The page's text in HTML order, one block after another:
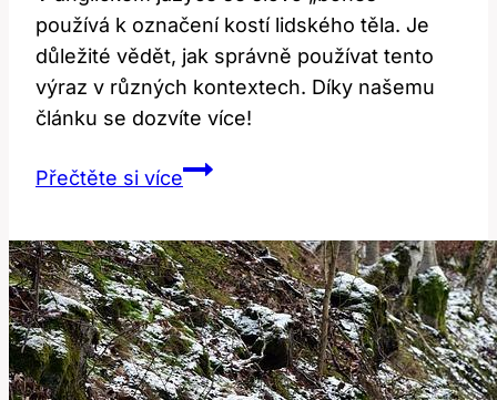
používá k označení kostí lidského těla. Je
důležité vědět, jak správně používat tento
výraz v různých kontextech. Díky našemu
článku se dozvíte více!
Přečtěte si víceBones:
Používat
Tento
Anglický
Výraz?